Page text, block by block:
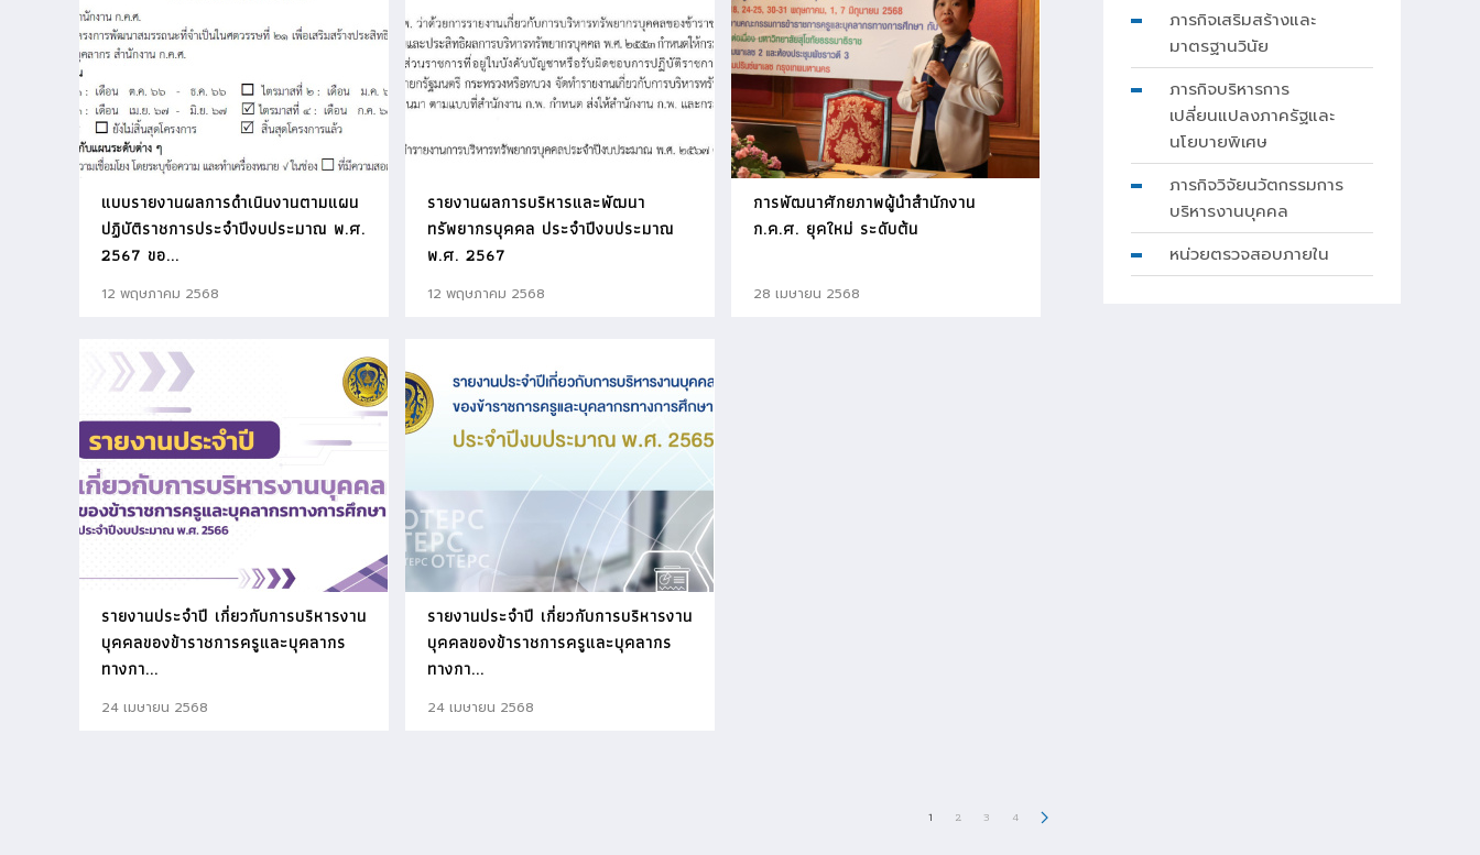
แบบรายงานผลการดำเนินงานตามแผน
ปฏิบัติราชการประจำปีงบประมาณ พ.ศ.
2567 ขอ...
12 พฤษภาคม 2568
รายงานผลการบริหารและพัฒนา
ทรัพยากรบุคคล ประจำปีงบประมาณ
พ.ศ. 2567
12 พฤษภาคม 2568
การพัฒนาศักยภาพผู้นำสำนักงาน
ก.ค.ศ. ยุคใหม่ ระดับต้น
28 เมษายน 2568
รายงานประจำปี เกี่ยวกับการบริหารงาน
บุคคลของข้าราชการครูและบุคลากร
ทางกา...
24 เมษายน 2568
รายงานประจำปี เกี่ยวกับการบริหารงาน
บุคคลของข้าราชการครูและบุคลากร
ทางกา...
24 เมษายน 2568
1 2 3 4
ภารกิจเสริมสร้างและ
มาตรฐานวินัย
ภารกิจบริหารการ
เปลี่ยนแปลงภาครัฐและ
นโยบายพิเศษ
ภารกิจวิจัยนวัตกรรมการ
บริหารงานบุคคล
หน่วยตรวจสอบภายใน